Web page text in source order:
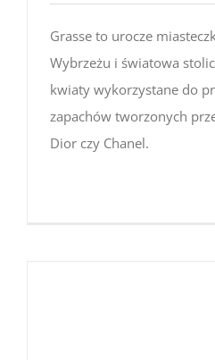
Grasse to urocze
Wybrzeżu i światowa
kwiaty wykorzystane do
zapachów tworzonych
Dior czy Chanel.